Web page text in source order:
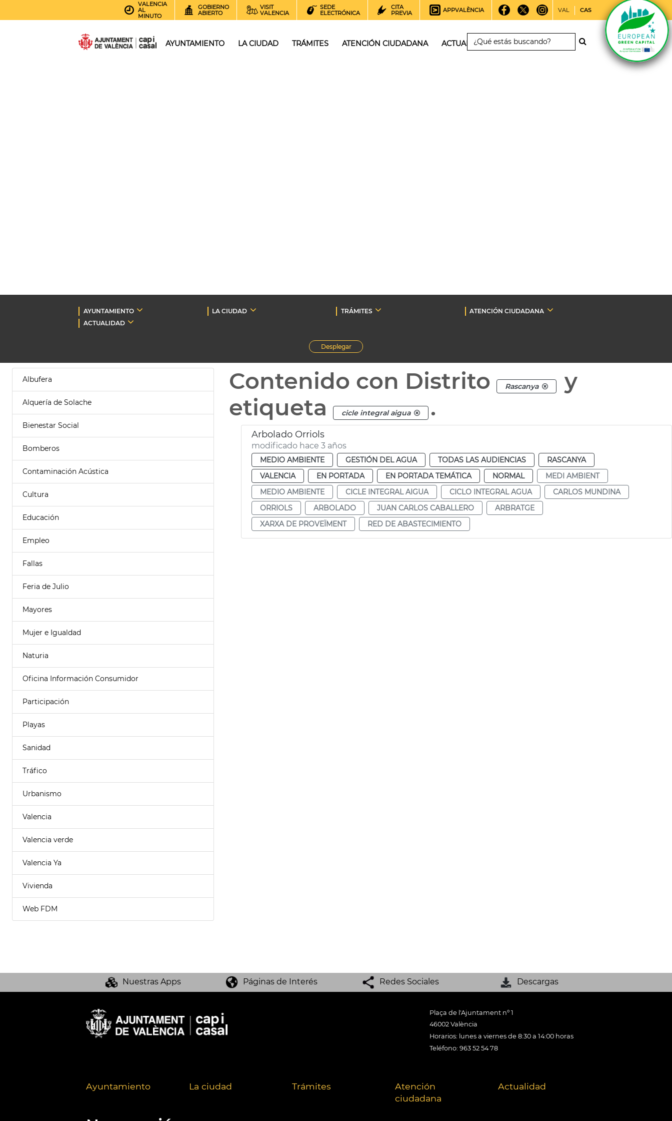
VALENCIA
AL
MINUTO
GOBIERNO
ABIERTO
VISIT
VALENCIA
SEDE
ELECTRÓNICA
CITA
PREVIA
APPVALÈNCIA VAL CAS
AYUNTAMIENTO LA CIUDAD TRÁMITES ATENCIÓN CIUDADANA ACTUALIDAD
AYUNTAMIENTO LA CIUDAD TRÁMITES
ATENCIÓN CIUDADANA
ACTUALIDAD
Desplegar
Albufera
Alquería de Solache
Bienestar Social
Bomberos
Contaminación Acústica
Cultura
Educación
Empleo
Fallas
Feria de Julio
Mayores
Mujer e Igualdad
Naturia
Oficina Información Consumidor
Participación
Playas
Sanidad
Tráfico
Urbanismo
Valencia
Valencia verde
Valencia Ya
Vivienda
Web FDM
Contenido con Distrito Rascanya
y
etiqueta
cicle integral aigua .
Arbolado Orriols
modificado hace 3 años
MEDIO AMBIENTE GESTIÓN DEL AGUA TODAS LAS AUDIENCIAS
RASCANYA
VALENCIA
EN PORTADA EN PORTADA TEMÁTICA NORMAL
MEDI AMBIENT
MEDIO AMBIENTE
CICLE INTEGRAL AIGUA CICLO INTEGRAL AGUA
CARLOS MUNDINA
ORRIOLS
ARBOLADO JUAN CARLOS CABALLERO
ARBRATGE
XARXA DE PROVEÏMENT
RED DE ABASTECIMIENTO
Nuestras Apps Páginas de Interés Redes Sociales Descargas
Plaça de l'Ajuntament nº 1
46002 València
Horarios: lunes a viernes de 8:30 a 14:00 horas
Teléfono: 963 52 54 78
Ayuntamiento La ciudad Trámites
Atención
ciudadana
Actualidad